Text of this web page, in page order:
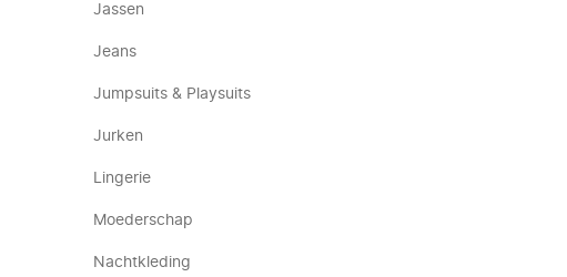
Jassen
Jeans
Jumpsuits & Playsuits
Jurken
Lingerie
Moederschap
Nachtkleding